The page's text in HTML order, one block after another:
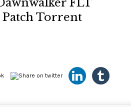
FLT
Patch Torrent